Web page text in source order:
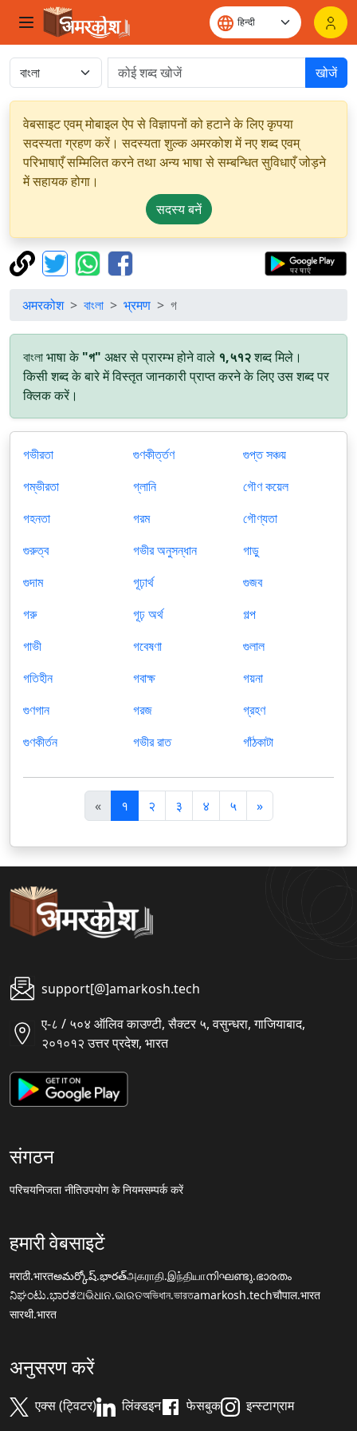
खोजें
वेबसाइट एवम् मोबाइल ऐप से विज्ञापनों को हटाने के लिए कृपया
सदस्यता ग्रहण करें। सदस्यता शुल्क अमरकोश में नए शब्द एवम्
परिभाषाएँ सम्मिलित करने तथा अन्य भाषा से सम्बन्धित सुविधाएँ जोड़ने
में सहायक होगा।
सदस्य बनें
अमरकोश বাংলা भ्रमण গ
বাংলা भाषा के "গ" अक्षर से प्रारम्भ होने वाले १,५१२शब्द मिले।
किसी शब्द के बारे में विस्तृत जानकारी प्राप्त करने के लिए उस शब्द पर
क्लिक करें।
গভীরতা
গম্ভীরতা
গহনতা
গুরুত্ব
গুদাম
গরু
গাভী
গতিহীন
গুণগান
গুণকীর্তন
গুণকীর্ত্তণ
গ্লানি
গরম
গভীর অনুসন্ধান
গূঢ়ার্থ
গূঢ় অর্থ
গবেষণা
গবাক্ষ
গরজ
গভীর রাত
গুপ্ত সঞ্চয়
গৌণ কয়েল
গৌণ্যতা
গাড়ু
গুজব
গল্প
গুলাল
গয়না
গ্রহণ
গাঁঠকাটা
«पि
छ
ला
१ २ ३ ४ ५ »अ
ग
ला
support[@]amarkosh.tech
ए-८ / ५०४ ऑलिव काउण्टी, सैक्टर ५, वसुन्धरा, गाजियाबाद,
२०१०१२ उत्तर प्रदेश, भारत
संगठन
परिचयनिजता नीतिउपयोग के नियमसम्पर्क करें
हमारी वेबसाइटें
मराठी.भारतఅమర్కోష్.భారత్அகராதி.இந்தியாനിഘണ്ടു.ഭാരതം
ನಿಘಂಟು.ಭಾರತଅଭିଧାନ.ଭାରତঅভিধান.ভারতamarkosh.techचौपाल.भारत
सारथी.भारत
अनुसरण करें
एक्स (ट्विटर) लिंक्डइन फेसबुक इन्स्टाग्राम